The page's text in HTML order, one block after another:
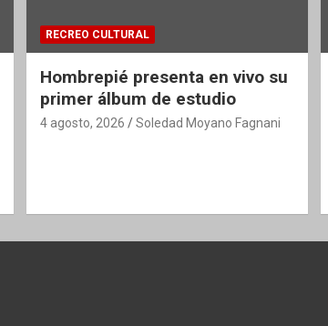
RECREO CULTURAL
Hombrepié presenta en vivo su
primer álbum de estudio
4 agosto, 2026 Soledad Moyano Fagnani